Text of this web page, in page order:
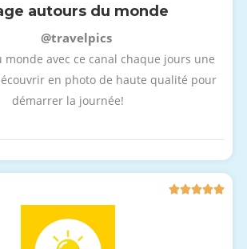
autours du monde
@travelpics
monde avec ce canal chaque jours une
en photo de haute qualité pour
démarrer la journée!
